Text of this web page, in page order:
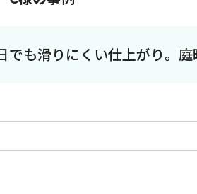
も滑りにくい仕上がり。庭